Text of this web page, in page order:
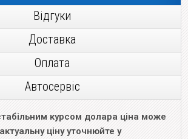
Відгуки
Доставка
Оплата
Автосервіс
курсом долара ціна може
ціну уточнюйте у